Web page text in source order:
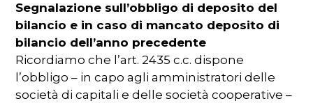
Segnalazione sull’obbligo di deposito del
bilancio e in caso di mancato deposito di
bilancio dell’anno precedente
Ricordiamo che l’art. 2435 c.c. dispone
l’obbligo – in capo agli amministratori delle
società di capitali e delle società cooperative –